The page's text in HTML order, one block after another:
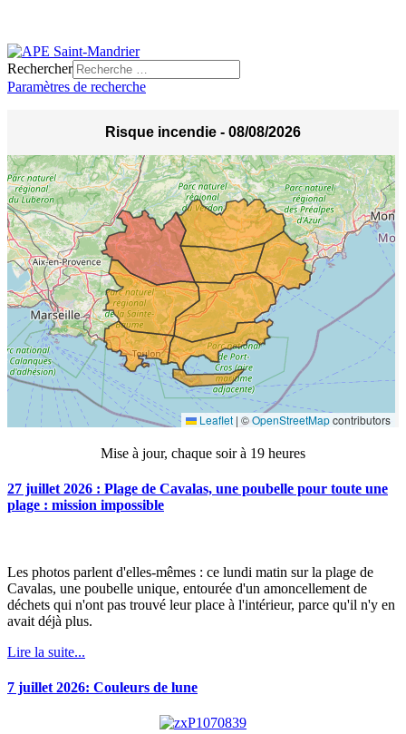
Rechercher
Paramètres de recherche
Mise à jour, chaque soir à 19 heures
27 juillet 2026 : Plage de Cavalas, une poubelle pour toute une
plage : mission impossible
Les photos parlent d'elles-mêmes : ce lundi matin sur la plage de
Cavalas, une poubelle unique, entourée d'un amoncellement de
déchets qui n'ont pas trouvé leur place à l'intérieur, parce qu'il n'y en
avait déjà plus.
Lire la suite...
7 juillet 2026: Couleurs de lune